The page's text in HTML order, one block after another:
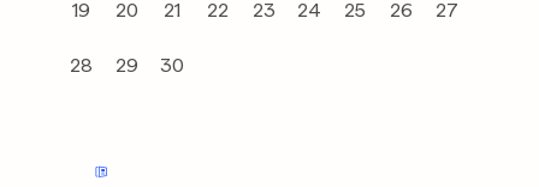
19 20 21 22 23 24 25 26 27
28 29 30